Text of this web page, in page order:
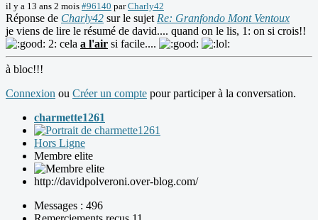
il y a 13 ans 2 mois #96140 parCharly42
Réponse de Charly42 sur le sujet Re: Granfondo Mont Ventoux
je viens de lire le résumé de david.... quand on le lis, 1: on si crois!!
2: cela a l'air si facile....
à bloc!!!
Connexion ou Créer un compte pour participer à la conversation.
charmette1261
Hors Ligne
Membre elite
http://davidpolveroni.over-blog.com/
Messages : 496